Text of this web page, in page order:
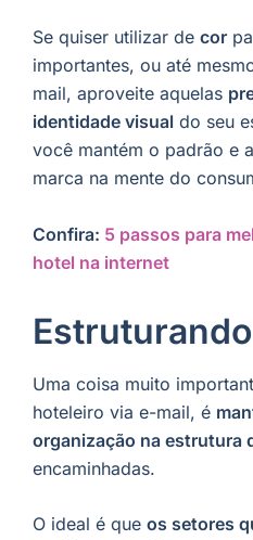
Se quiser utilizar de cor
importantes, ou até
mail, aproveite aquelas
identidade visual do seu
você mantém o padrão e
marca na mente do
Confira: 5 passos para
hotel na internet
Uma coisa muito
hoteleiro via e-mail, é
organização na estrutura
encaminhadas.
O ideal é que os setores